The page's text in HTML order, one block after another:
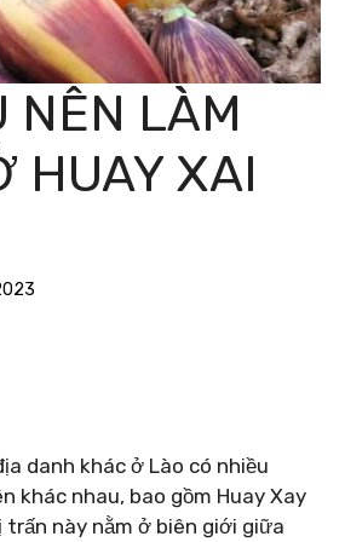
NÊN LÀM
HUAY XAI
danh khác ở Lào có nhiều
khác nhau, bao gồm Huay Xay
trấn này nằm ở biên giới giữa